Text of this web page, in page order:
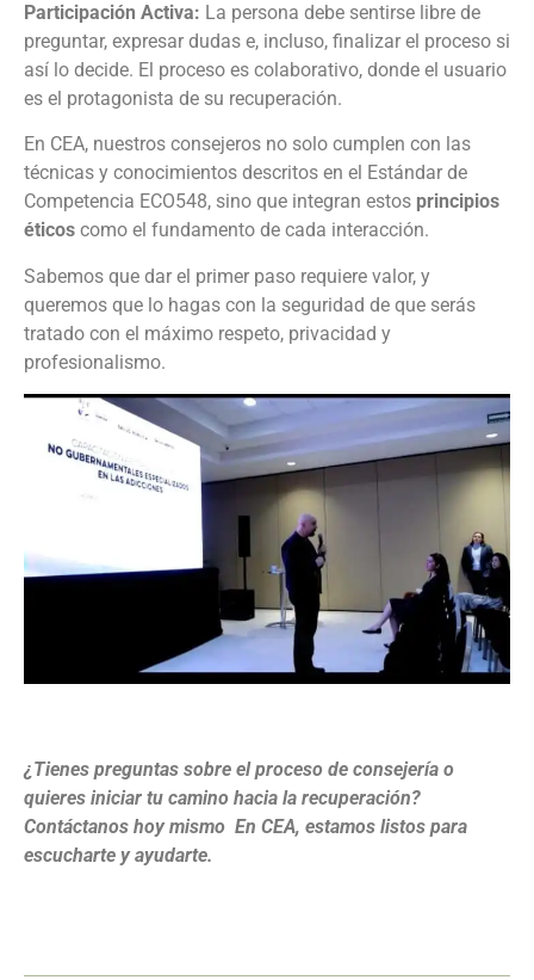
Participación Activa: La persona debe sentirse libre de
preguntar, expresar dudas e, incluso, finalizar el proceso si
así lo decide. El proceso es colaborativo, donde el usuario
es el protagonista de su recuperación.
En CEA, nuestros consejeros no solo cumplen con las
técnicas y conocimientos descritos en el Estándar de
Competencia ECO548, sino que integran estos principios
éticos como el fundamento de cada interacción.
Sabemos que dar el primer paso requiere valor, y
queremos que lo hagas con la seguridad de que serás
tratado con el máximo respeto, privacidad y
profesionalismo.
¿Tienes preguntas sobre el proceso de consejería o
quieres iniciar tu camino hacia la recuperación?
Contáctanos hoy mismo En CEA, estamos listos para
escucharte y ayudarte.